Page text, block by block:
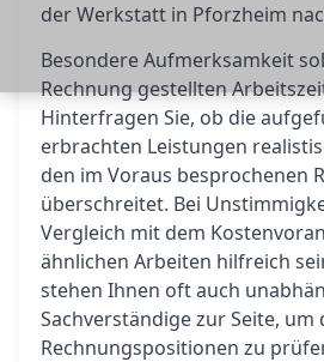
der Werkstatt in Pforzheim
Besondere Aufmerksamkeit
Rechnung gestellten
Hinterfragen Sie, ob die
erbrachten Leistungen
den im Voraus besprochenen
überschreitet. Bei
Vergleich mit dem
ähnlichen Arbeiten hilfreich
stehen Ihnen oft auch
Sachverständige zur Seite,
Rechnungspositionen zu